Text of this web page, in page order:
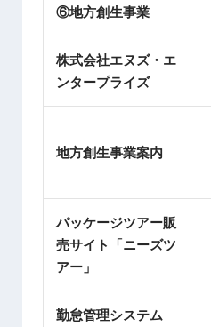
⑥地方創生事業
株式会社エヌズ・エ
ンタープライズ
地方創生事業案内
パッケージツアー販
売サイト「ニーズツ
アー」
勤怠管理システム